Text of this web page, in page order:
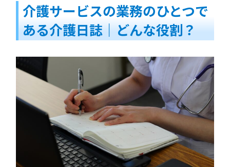
介護サービスの業務のひとつで
ある介護日誌｜どんな役割？